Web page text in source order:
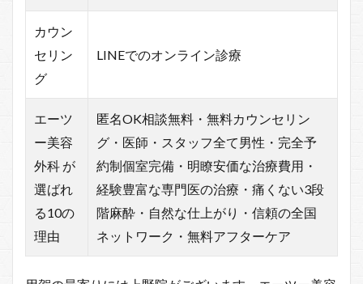
カウン
セリン
グ
LINEでのオンライン診療
エーツ
ー美容
外科 が
選ばれ
る10の
理由
匿名OK相談無料・無料カウンセリン
グ・医師・スタッフ全て男性・完全予
約制個室完備・明瞭安価な治療費用・
経験豊富な専門医の治療・痛くない3段
階麻酔・自然な仕上がり・信頼の全国
ネットワーク・無料アフターケア